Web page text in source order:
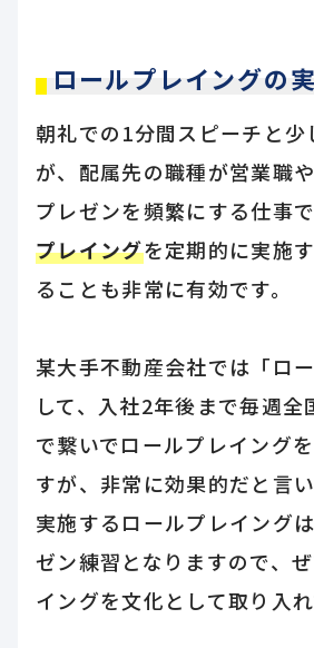
ロールプレイングの
朝礼での1分間スピーチと少
が、配属先の職種が営業職や
プレゼンを頻繁にする仕事
プレイングを定期的に実施
ることも非常に有効です。
某大手不動産会社では「ロ
して、入社2年後まで毎週全
で繋いでロールプレイング
すが、非常に効果的だと言
実施するロールプレイング
ゼン練習となりますので、
イングを文化として取り入れ